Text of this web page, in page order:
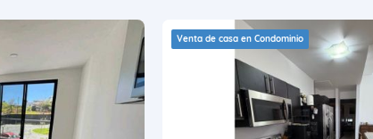
Venta de casa en Condominio